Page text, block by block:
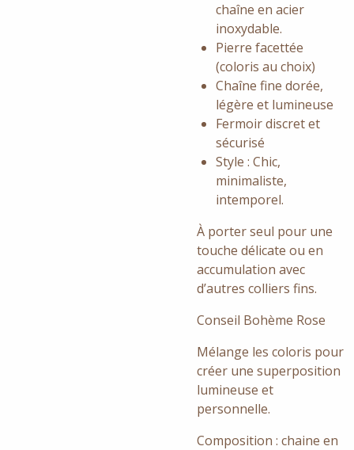
chaîne en acier
inoxydable.
Pierre facettée
(coloris au choix)
Chaîne fine dorée,
légère et lumineuse
Fermoir discret et
sécurisé
Style : Chic,
minimaliste,
intemporel.
À porter seul pour une
touche délicate ou en
accumulation avec
d’autres colliers fins.
Conseil Bohème Rose
Mélange les coloris pour
créer une superposition
lumineuse et
personnelle.
Composition : chaine en